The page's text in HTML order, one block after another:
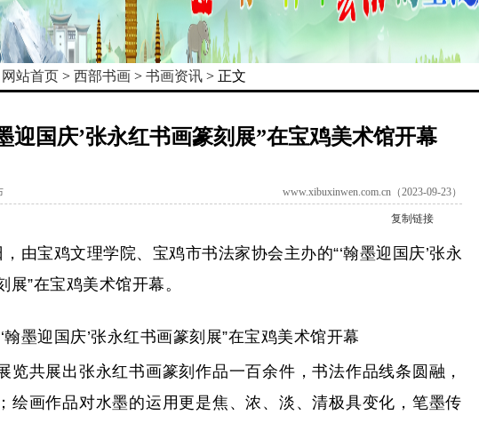
网站首页 > 西部书画 > 书画资讯 > 正文
迎国庆’张永红书画篆刻展”在宝鸡美术馆开幕
www.xibuxinwen.com.cn（2023-09-23）
复制链接
由宝鸡文理学院、宝鸡市书法家协会主办的“‘翰墨迎国庆’张永
展”在宝鸡美术馆开幕。
墨迎国庆’张永红书画篆刻展”在宝鸡美术馆开幕
共展出张永红书画篆刻作品一百余件，书法作品线条圆融，
绘画作品对水墨的运用更是焦、浓、淡、清极具变化，笔墨传